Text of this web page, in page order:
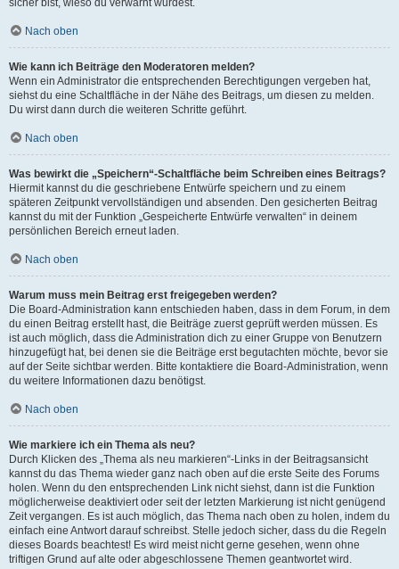
sicher bist, wieso du verwarnt wurdest.
Nach oben
Wie kann ich Beiträge den Moderatoren melden?
Wenn ein Administrator die entsprechenden Berechtigungen vergeben hat,
siehst du eine Schaltfläche in der Nähe des Beitrags, um diesen zu melden.
Du wirst dann durch die weiteren Schritte geführt.
Nach oben
Was bewirkt die „Speichern“-Schaltfläche beim Schreiben eines Beitrags?
Hiermit kannst du die geschriebene Entwürfe speichern und zu einem
späteren Zeitpunkt vervollständigen und absenden. Den gesicherten Beitrag
kannst du mit der Funktion „Gespeicherte Entwürfe verwalten“ in deinem
persönlichen Bereich erneut laden.
Nach oben
Warum muss mein Beitrag erst freigegeben werden?
Die Board-Administration kann entschieden haben, dass in dem Forum, in dem
du einen Beitrag erstellt hast, die Beiträge zuerst geprüft werden müssen. Es
ist auch möglich, dass die Administration dich zu einer Gruppe von Benutzern
hinzugefügt hat, bei denen sie die Beiträge erst begutachten möchte, bevor sie
auf der Seite sichtbar werden. Bitte kontaktiere die Board-Administration, wenn
du weitere Informationen dazu benötigst.
Nach oben
Wie markiere ich ein Thema als neu?
Durch Klicken des „Thema als neu markieren“-Links in der Beitragsansicht
kannst du das Thema wieder ganz nach oben auf die erste Seite des Forums
holen. Wenn du den entsprechenden Link nicht siehst, dann ist die Funktion
möglicherweise deaktiviert oder seit der letzten Markierung ist nicht genügend
Zeit vergangen. Es ist auch möglich, das Thema nach oben zu holen, indem du
einfach eine Antwort darauf schreibst. Stelle jedoch sicher, dass du die Regeln
dieses Boards beachtest! Es wird meist nicht gerne gesehen, wenn ohne
triftigen Grund auf alte oder abgeschlossene Themen geantwortet wird.